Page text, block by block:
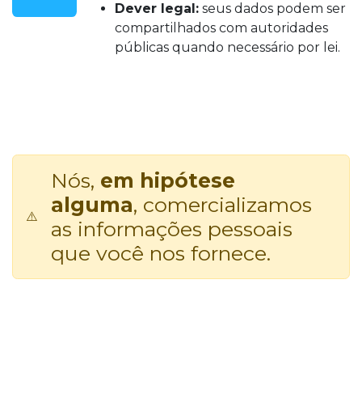
Dever legal: seus dados podem ser
compartilhados com autoridades
públicas quando necessário por lei.
⚠️
Nós, em hipótese
alguma, comercializamos
as informações pessoais
que você nos fornece.